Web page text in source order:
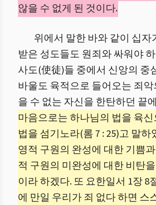
않을 수 없게 된 것이다.
위에서 말한 바와 같이 십자
받은 성도들도 원죄와 싸워야
사도(使徒)들 중에서 신앙의 중
바울도 육적으로 들어오는 죄
을 수 없는 자신을 한탄하던 끝
마음으로는 하나님의 법을 육
법을 섬기노라(롬 7 : 25)고 말하
영적 구원의 완성에 대한 기쁨
적 구원의 미완성에 대한 비탄
이라 하겠다. 또 요한일서 1장 8
에 만일 우리가 죄 없다 하면 스